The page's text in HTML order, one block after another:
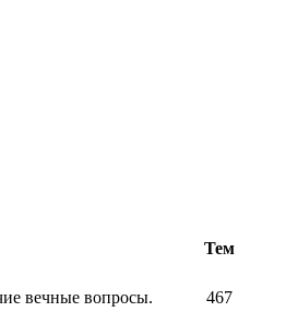
Тем
вечные вопросы.
467